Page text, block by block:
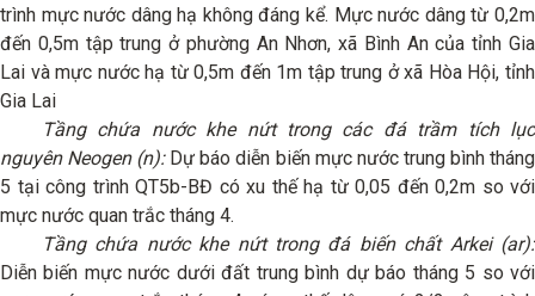
trình mực nước dâng hạ không đáng kể. Mực nước dâng từ 0,2m
đến 0,5m tập trung ở phường An Nhơn, xã Bình An của tỉnh Gia
Lai và mực nước hạ từ 0,5m đến 1m tập trung ở xã Hòa Hội, tỉnh
Gia Lai
Tầng chứa nước khe nứt trong các đá trầm tích lục
nguyên Neogen (n): Dự báo diễn biến mực nước trung bình tháng
5 tại công trình QT5b-BĐ có xu thế hạ từ 0,05 đến 0,2m so với
mực nước quan trắc tháng 4.
Tầng chứa nước khe nứt trong đá biến chất Arkei (ar):
Diễn biến mực nước dưới đất trung bình dự báo tháng 5 so với